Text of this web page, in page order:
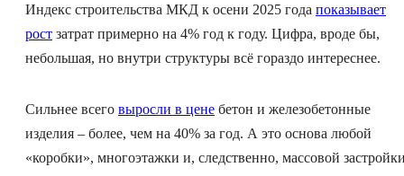
Индекс строительства МКД к осени 2025 года показывает
рост затрат примерно на 4% год к году. Цифра, вроде бы,
небольшая, но внутри структуры всё гораздо интереснее.
Сильнее всего выросли в цене бетон и железобетонные
изделия – более, чем на 40% за год. А это основа любой
«коробки», многоэтажки и, следственно, массовой